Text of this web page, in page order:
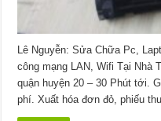
Lê Nguyễn: Sửa Chữa Pc,
công mạng LAN, Wifi Tại Nhà
quận huyện 20 – 30 Phút tới.
phí. Xuất hóa đơn đỏ, phiếu